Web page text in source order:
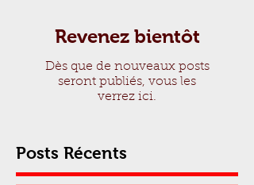
Revenez bientôt
Dès que de nouveaux posts
seront publiés, vous les
verrez ici.
Posts Récents